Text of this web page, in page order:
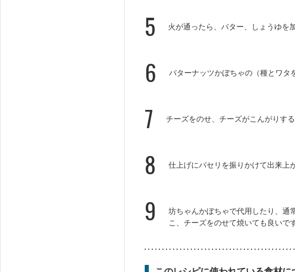
5 火が通ったら、バター、しょうゆを
6 バターナッツかぼちゃの（種とワタ
7 チーズをのせ、チーズがこんがりす
8 仕上げにパセリを振りかけて出来上
9
坊ちゃんかぼちゃで代用したり、通
こ、チーズをのせて焼いても良いです